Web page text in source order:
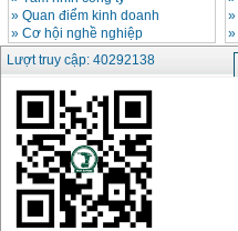
» Quan điểm kinh doanh
» Cơ hội nghề nghiệp
»
»
Lượt truy cập: 40292138